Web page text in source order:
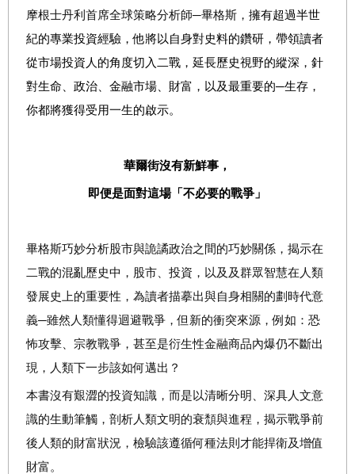
摩根士丹利首席全球策略分析師─畢格斯，擁有超過半世
紀的專業投資經驗，他將以自身對史料的鑽研，帶領讀者
從市場投資人的角度切入二戰，延長歷史視野的縱深，針
對生命、政治、金融市場、財富，以及最重要的─生存，
你都將獲得受用一生的啟示。
華爾街沒有新鮮事，
即便是面對這場「不必要的戰爭」
畢格斯巧妙分析股市與詭譎政治之間的巧妙關係，揭示在
二戰的混亂歷史中，股市、投資，以及及群眾智慧在人類
發展史上的重要性，為讀者描摹出與自身相關的劃時代意
義─雖然人類懂得迴避戰爭，但新的衝突來源，例如：恐
怖攻擊、宗教戰爭，甚至是衍生性金融商品內爆仍不斷出
現，人類下一步該如何邁出？
本書沒有艱澀的投資知識，而是以清晰分明、深具人文意
識的生動筆觸，剖析人類文明的衰頹與進程，揭示戰爭前
後人類的財富狀況，檢驗該遵循何種法則才能捍衛及增值
財富。